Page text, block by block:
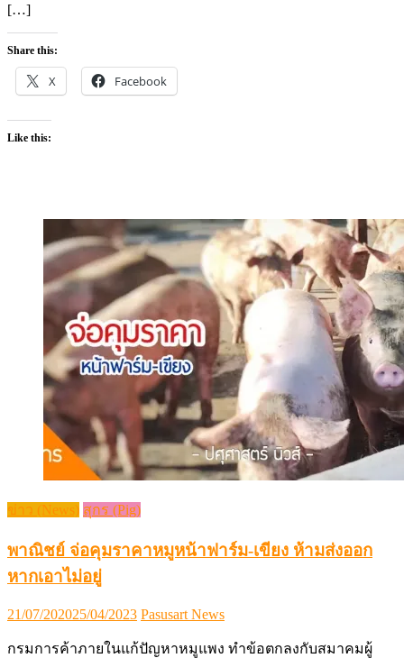
[…]
Share this:
X Facebook
Like this:
ข่าว (News) สุกร (Pig)
พาณิชย์ จ่อคุมราคาหมูหน้าฟาร์ม-เขียง ห้ามส่งออก
หากเอาไม่อยู่
Posted
21/07/202025/04/2023 Author
Pasusart News
กรมการค้าภายในแก้ปัญหาหมูแพง ทำข้อตกลงกับสมาคมผู้